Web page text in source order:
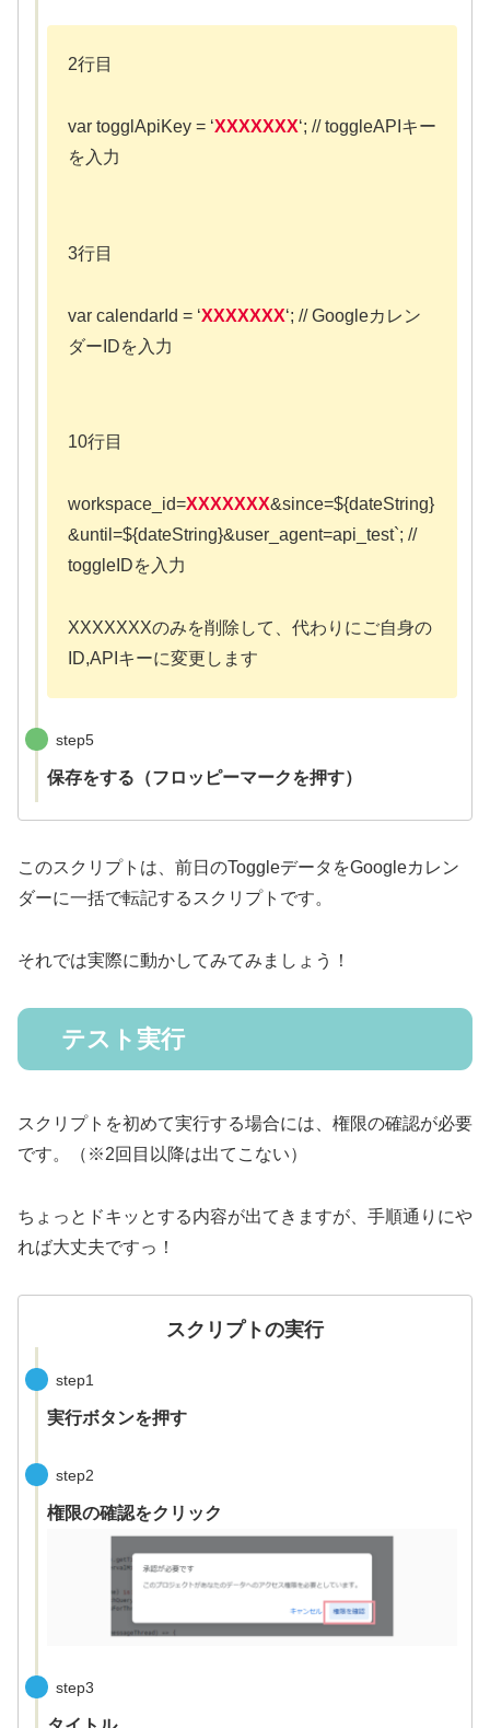
2行目
var togglApiKey = ‘XXXXXXX‘; // toggleAPIキー
を入力
3行目
var calendarId = ‘XXXXXXX‘; // Googleカレン
ダーIDを入力
10行目
workspace_id=XXXXXXX&since=${dateString}
&until=${dateString}&user_agent=api_test`; //
toggleIDを入力
XXXXXXXのみを削除して、代わりにご自身の
ID,APIキーに変更します
step5
保存をする（フロッピーマークを押す）
このスクリプトは、前日のToggleデータをGoogleカレン
ダーに一括で転記するスクリプトです。
それでは実際に動かしてみてみましょう！
テスト実行
スクリプトを初めて実行する場合には、権限の確認が必要
です。（※2回目以降は出てこない）
ちょっとドキッとする内容が出てきますが、手順通りにや
れば大丈夫ですっ！
スクリプトの実行
step1
実行ボタンを押す
step2
権限の確認をクリック
step3